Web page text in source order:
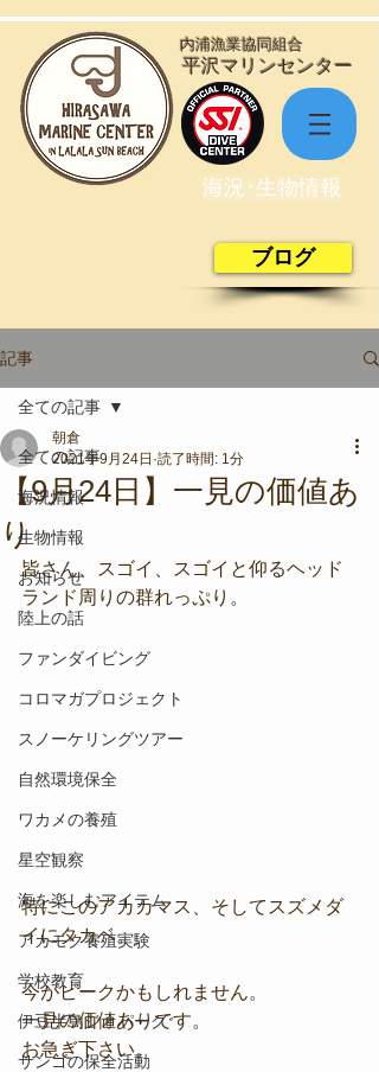
​平沢マリンセンター
​内浦漁業協同組合
海況･生物情報
ブログ
記事
全ての記事
海況情報
生物情報
お知らせ
陸上の話
ファンダイビング
コロマガプロジェクト
スノーケリングツアー
自然環境保全
ワカメの養殖
星空観察
海を楽しむアイテム
アカモク養殖実験
学校教育
伊豆半島ジオパーク
サンゴの保全活動
全ての記事
【9月24日】一見の価値あ
り
朝倉
2021年9月24日 読了時間: 1分
皆さん、スゴイ、スゴイと仰るヘッド
ランド周りの群れっぷり。
特にこのアカカマス、そしてスズメダ
イにタカベ。
今がピークかもしれません。
一見の価値ありです。
お急ぎ下さい。